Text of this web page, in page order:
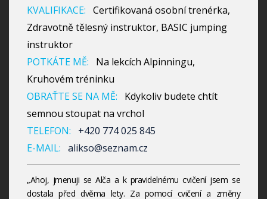
KVALIFIKACE: Certifikovaná osobní trenérka,
Zdravotně tělesný instruktor, BASIC jumping
instruktor
POTKÁTE MĚ:
Na lekcích Alpinningu,
Kruhovém tréninku
OBRAŤTE SE NA MĚ:
Kdykoliv budete chtít
semnou stoupat na vrchol
TELEFON:
+420 774 025 845
E-MAIL: alikso@seznam.cz
„Ahoj, jmenuji se Alča a k pravidelnému cvičení jsem se
dostala před dvěma lety. Za pomocí cvičení a změny